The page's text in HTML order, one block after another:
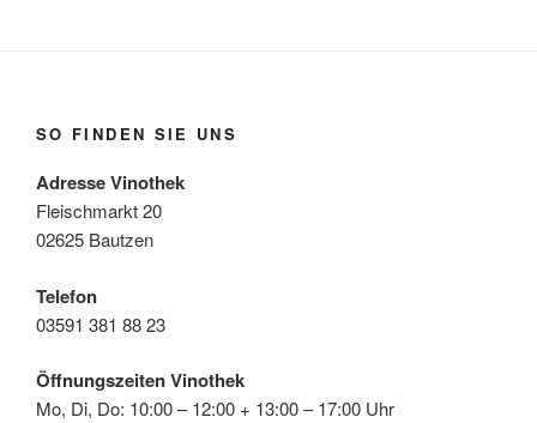
SO FINDEN SIE UNS
Adresse Vinothek
Fleischmarkt 20
02625 Bautzen
Telefon
03591 381 88 23
Öffnungszeiten Vinothek
Mo, Di, Do: 10:00 – 12:00 + 13:00 – 17:00 Uhr